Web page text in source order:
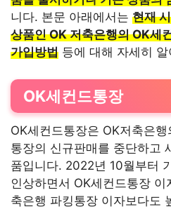
니다. 본문 아래에서는 현재
상품인 OK 저축은행의 OK세
가입방법 등에 대해 자세히
OK세컨드통장
OK세컨드통장은 OK저축은
통장의 신규판매를 중단하고
품입니다. 2022년 10월부터
인상하면서 OK세컨드통장
축은행 파킹통장 이자보다도